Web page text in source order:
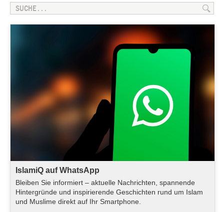
IslamiQ auf WhatsApp
Bleiben Sie informiert – aktuelle Nachrichten, spannende
Hintergründe und inspirierende Geschichten rund um Islam
und Muslime direkt auf Ihr Smartphone.